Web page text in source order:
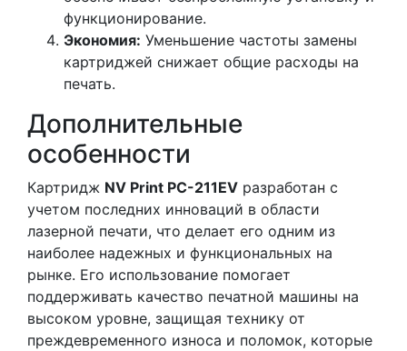
функционирование.
Экономия: Уменьшение частоты замены
картриджей снижает общие расходы на
печать.
Дополнительные
особенности
Картридж NV Print PC-211EV разработан с
учетом последних инноваций в области
лазерной печати, что делает его одним из
наиболее надежных и функциональных на
рынке. Его использование помогает
поддерживать качество печатной машины на
высоком уровне, защищая технику от
преждевременного износа и поломок, которые